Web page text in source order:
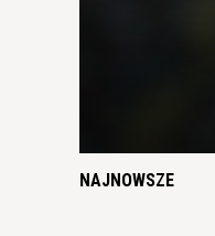
NAJNOWSZE